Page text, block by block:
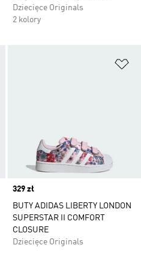
Dziecięce Originals
2 kolory
Price
329 zł
BUTY ADIDAS LIBERTY LONDON
SUPERSTAR II COMFORT
CLOSURE
Dziecięce Originals